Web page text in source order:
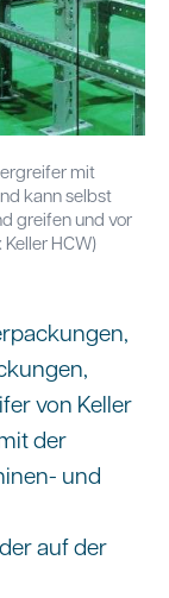
mit
kann selbst
greifen und vor
HCW)
von Keller
der
und
auf der